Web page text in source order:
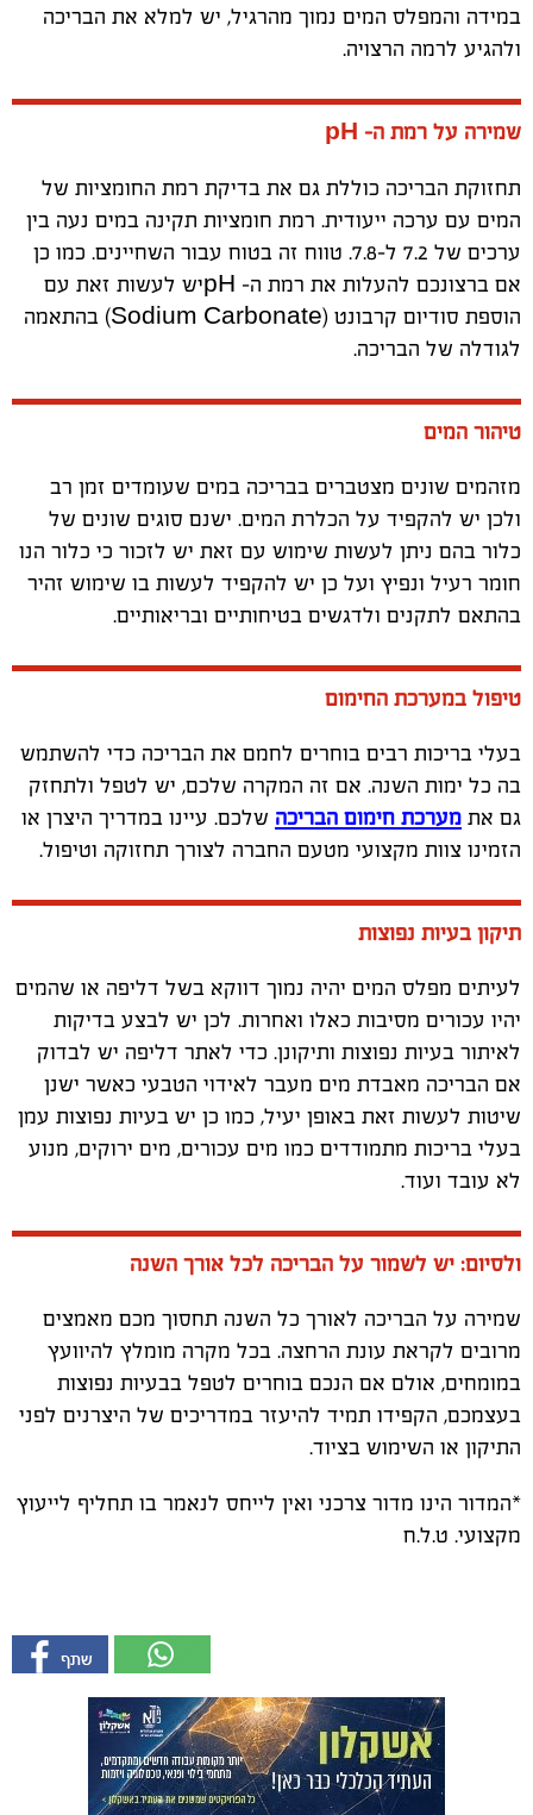
במידה והמפלס המים נמוך מהרגיל, יש למלא את הבריכה
ולהגיע לרמה הרצויה.
שמירה על רמת ה- pH
תחזוקת הבריכה כוללת גם את בדיקת רמת החומציות של
המים עם ערכה ייעודית. רמת חומציות תקינה במים נעה בין
ערכים של 7.2 ל-7.8. טווח זה בטוח עבור השחיינים. כמו כן
אם ברצונכם להעלות את רמת ה- pHיש לעשות זאת עם
הוספת סודיום קרבונט (Sodium Carbonate) בהתאמה
לגודלה של הבריכה.
טיהור המים
מזהמים שונים מצטברים בבריכה במים שעומדים זמן רב
ולכן יש להקפיד על הכלרת המים. ישנם סוגים שונים של
כלור בהם ניתן לעשות שימוש עם זאת יש לזכור כי כלור הנו
חומר רעיל ונפיץ ועל כן יש להקפיד לעשות בו שימוש זהיר
בהתאם לתקנים ולדגשים בטיחותיים ובריאותיים.
טיפול במערכת החימום
בעלי בריכות רבים בוחרים לחמם את הבריכה כדי להשתמש
בה כל ימות השנה. אם זה המקרה שלכם, יש לטפל ולתחזק
גם את מערכת חימום הבריכה שלכם. עיינו במדריך היצרן או
הזמינו צוות מקצועי מטעם החברה לצורך תחזוקה וטיפול.
תיקון בעיות נפוצות
לעיתים מפלס המים יהיה נמוך דווקא בשל דליפה או שהמים
יהיו עכורים מסיבות כאלו ואחרות. לכן יש לבצע בדיקות
לאיתור בעיות נפוצות ותיקונן. כדי לאתר דליפה יש לבדוק
אם הבריכה מאבדת מים מעבר לאידוי הטבעי כאשר ישנן
שיטות לעשות זאת באופן יעיל, כמו כן יש בעיות נפוצות עמן
בעלי בריכות מתמודדים כמו מים עכורים, מים ירוקים, מנוע
לא עובד ועוד.
ולסיום: יש לשמור על הבריכה לכל אורך השנה
שמירה על הבריכה לאורך כל השנה תחסוך מכם מאמצים
מרובים לקראת עונת הרחצה. בכל מקרה מומלץ להיוועץ
במומחים, אולם אם הנכם בוחרים לטפל בבעיות נפוצות
בעצמכם, הקפידו תמיד להיעזר במדריכים של היצרנים לפני
התיקון או השימוש בציוד.
*המדור הינו מדור צרכני ואין לייחס לנאמר בו תחליף לייעוץ
מקצועי. ט.ל.ח